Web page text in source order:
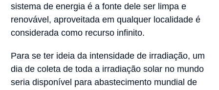
sistema de energia é a fonte dele ser limpa e
renovável, aproveitada em qualquer localidade é
considerada como recurso infinito.
Para se ter ideia da intensidade de irradiação, um
dia de coleta de toda a irradiação solar no mundo
seria disponível para abastecimento mundial de